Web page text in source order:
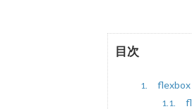
目次
1. flexbox
1.1.